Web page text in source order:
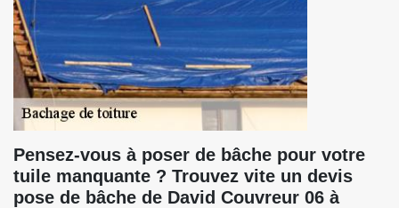
Pensez-vous à poser de bâche pour votre
tuile manquante ? Trouvez vite un devis
pose de bâche de David Couvreur 06 à